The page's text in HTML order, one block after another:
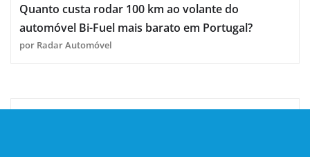
Quanto custa rodar 100 km ao volante do
automóvel Bi-Fuel mais barato em Portugal?
por Radar Automóvel